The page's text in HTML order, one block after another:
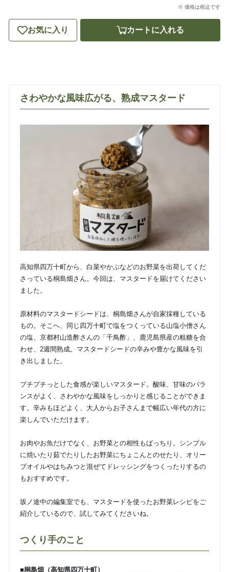
※ 価格は税込です
お気に入り カートに入れる
さわやかな風味広がる、熟成マスタード
高知県四万十町から、白菜やかぶなどのお野菜を出荷してくだ
さっている桐島畑さん。今回は、マスタードを届けてください
ました。
原材料のマスタードシードは、桐島畑さんが自家採種している
もの。そこへ、同じ四万十町で塩をつくっている山塩小僧さん
の塩、京都村山造酢さんの「千鳥酢」、鹿児島県産の粗糖を合
わせ、2週間熟成。マスタードシードの辛みや豊かな風味を引
き出しました。
プチプチっとした食感が楽しいマスタード。酸味、甘味のバラ
ンスがよく、さわやかな風味をしっかりと感じることができま
す。辛みもほどよく、大人からお子さんまで幅広い年代の方に
楽しんでいただけます。
お肉やお魚だけでなく、お野菜との相性もばっちり。シンプル
に焼いたり茹でたりしたお野菜にちょこんとのせたり、オリー
ブオイルやはちみつと混ぜてドレッシングをつくったりするの
もおすすめです。
坂ノ途中の編集室でも、マスタードを使ったお野菜レシピをご
紹介しているので、試してみてくださいね。
つくり手のこと
■桐島畑（高知県四万十町）